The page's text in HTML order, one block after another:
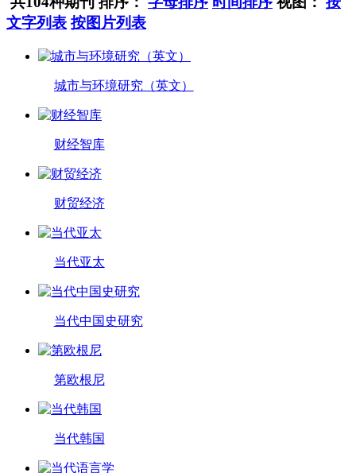
文字列表 按图片列表
城市与环境研究（英文）
财经智库
财贸经济
当代亚太
当代中国史研究
第欧根尼
当代韩国